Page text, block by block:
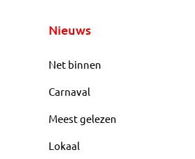
Nieuws
Net binnen
Carnaval
Meest gelezen
Lokaal